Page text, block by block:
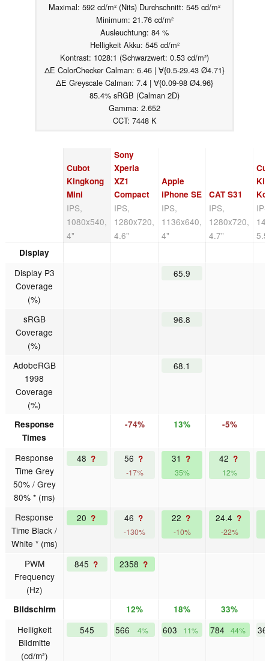
Maximal: 592 cd/m² (Nits) Durchschnitt: 545 cd/m²
Minimum: 21.76 cd/m²
Ausleuchtung: 84 %
Helligkeit Akku: 545 cd/m²
Kontrast: 1028:1 (Schwarzwert: 0.53 cd/m²)
ΔE ColorChecker Calman: 6.46 | ∀{0.5-29.43 Ø4.71}
ΔE Greyscale Calman: 7.4 | ∀{0.09-98 Ø4.96}
85.4% sRGB (Calman 2D)
Gamma: 2.652
CCT: 7448 K
Cubot
Kingkong
Mini
IPS,
1080x540,
4"
Sony
Xperia
XZ1
Compact
IPS,
1280x720,
4.6"
Apple
iPhone SE
IPS,
1136x640,
4"
CAT S31
IPS,
1280x720,
4.7"
Display
Display P3
Coverage
(%)
65.9
sRGB
Coverage
(%)
96.8
AdobeRGB
1998
Coverage
(%)
68.1
Response
Times
-74% 13% -5%
Response
Time Grey
50% / Grey
80% * (ms)
48 ? 56 ?
-17%
31 ?
35%
42 ?
12%
Response
Time Black /
White * (ms)
20 ? 46 ?
-130%
22 ?
-10%
24.4 ?
-22%
PWM
Frequency
(Hz)
845 ? 2358 ?
Bildschirm 12% 18% 33%
Helligkeit
Bildmitte
(cd/m²)
545 566 4% 603 11% 784 44%